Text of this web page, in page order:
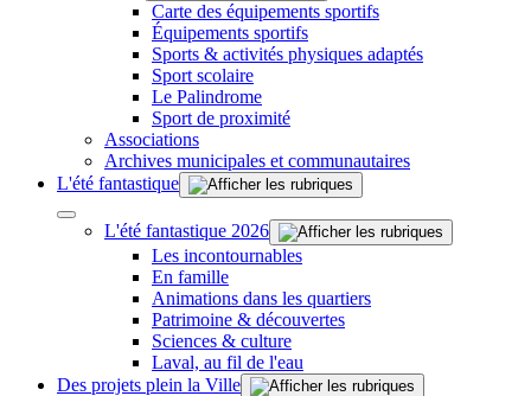
Carte des équipements sportifs
Équipements sportifs
Sports & activités physiques adaptés
Sport scolaire
Le Palindrome
Sport de proximité
Associations
Archives municipales et communautaires
L'été fantastique
L'été fantastique 2026
Les incontournables
En famille
Animations dans les quartiers
Patrimoine & découvertes
Sciences & culture
Laval, au fil de l'eau
Des projets plein la Ville